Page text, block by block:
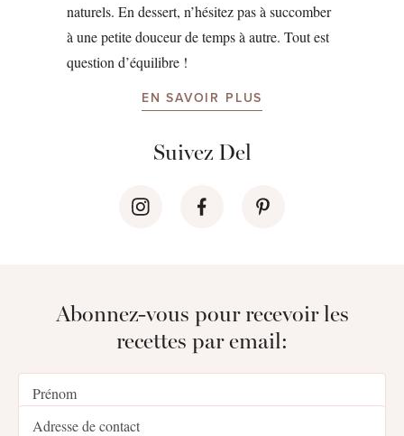
naturels. En dessert, n’hésitez pas à succomber
à une petite douceur de temps à autre. Tout est
question d’équilibre !
EN SAVOIR PLUS
Suivez Del
Abonnez-vous pour recevoir les
recettes par email: